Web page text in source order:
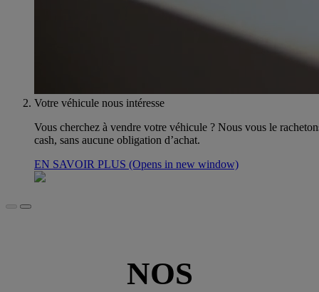
Votre véhicule nous intéresse
Vous cherchez à vendre votre véhicule ? Nous vous le
cash, sans aucune obligation d’achat.
EN SAVOIR PLUS (Opens in new window)
NOS